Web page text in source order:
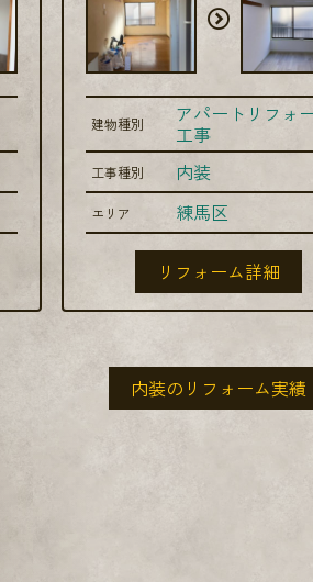
建物種別 アパートリフォ
工事
工事種別 内装
エリア 練馬区
リフォーム詳細
内装のリフォーム実績